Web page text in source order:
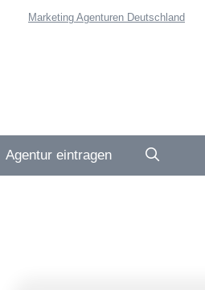
Marketing Agenturen Deutschland
Agentur eintragen